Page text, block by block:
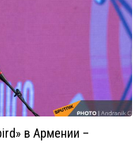
в Армении –